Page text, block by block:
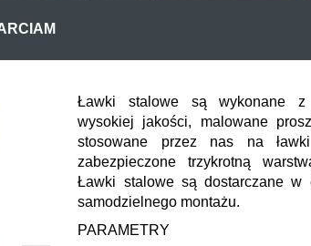
Ławki stalowe są wykonane z
wysokiej jakości, malowane
stosowane przez nas na
zabezpieczone trzykrotną
Ławki stalowe są dostarczane w
samodzielnego montażu.
PARAMETRY